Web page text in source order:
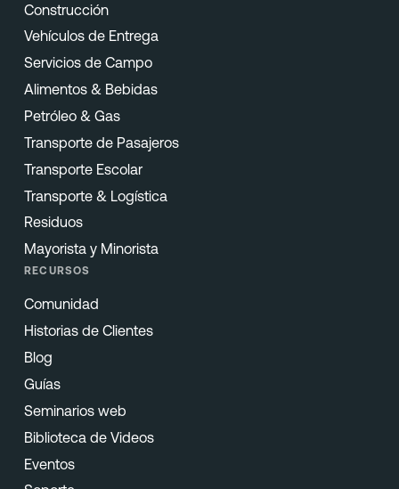
Construcción
Vehículos de Entrega
Servicios de Campo
Alimentos & Bebidas
Petróleo & Gas
Transporte de Pasajeros
Transporte Escolar
Transporte & Logística
Residuos
Mayorista y Minorista
RECURSOS
Comunidad
Historias de Clientes
Blog
Guías
Seminarios web
Biblioteca de Videos
Eventos